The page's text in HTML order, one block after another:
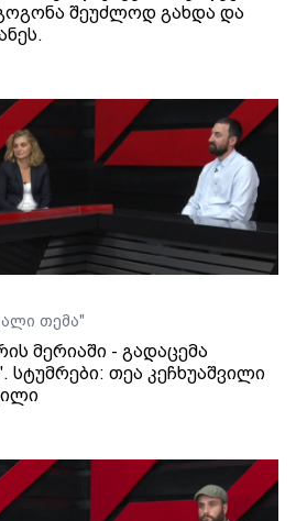
შეუძლოდ გახდა და
თემა"
მერიაში - გადაცემა
სტუმრები: თეა კეჩხუაშვილი